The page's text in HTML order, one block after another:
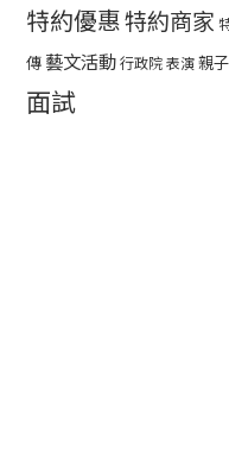
特約優惠特約商家
傳 藝文活動行政院表演親
面試